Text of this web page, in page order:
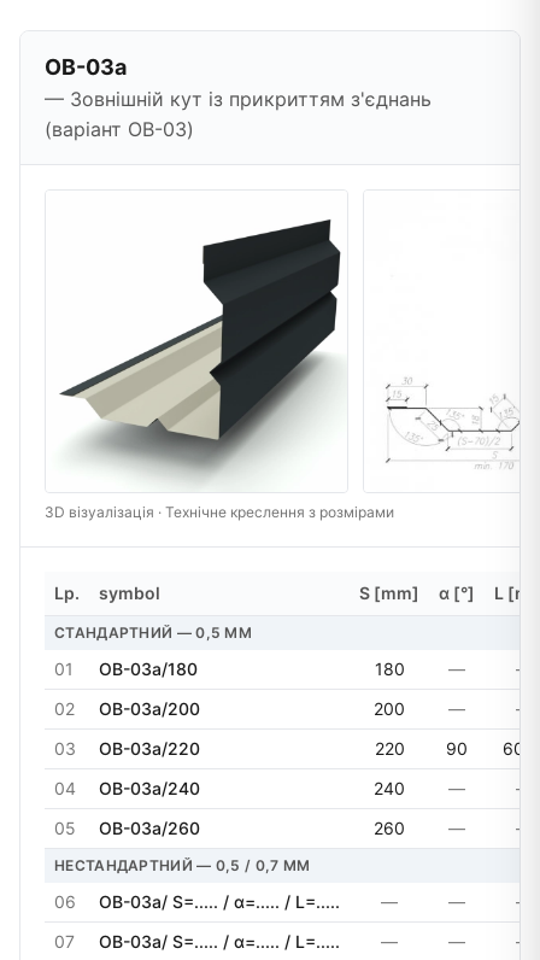
OB-03a
— Зовнішній кут із прикриттям з'єднань
(варіант OB-03)
3D візуалізація · Технічне креслення з розмірами
Lp. symbol S [mm] α [°] L
СТАНДАРТНИЙ — 0,5 MM
01 OB-03a/180 180 —
—
02
OB-03a/200 200 —
—
03
OB-03a/220 220 90
04
OB-03a/240 240 —
—
05
OB-03a/260 260 — —
НЕСТАНДАРТНИЙ — 0,5 / 0,7 MM
06 OB-03a/ S=..... / α=..... / L=..... — —
—
07
OB-03a/ S=..... / α=..... / L=..... — — —